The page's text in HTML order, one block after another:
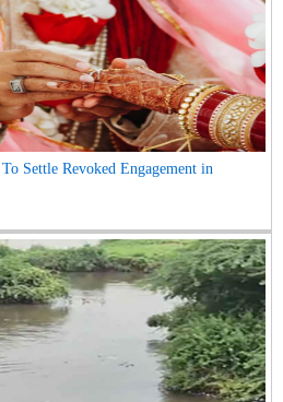
Settle Revoked Engagement in